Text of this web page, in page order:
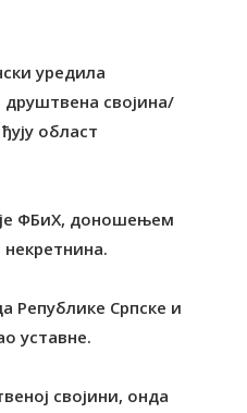
уредила
својина/
област
је ФБиХ, доношењем
Републике Српске и
уставне.
својини, онда